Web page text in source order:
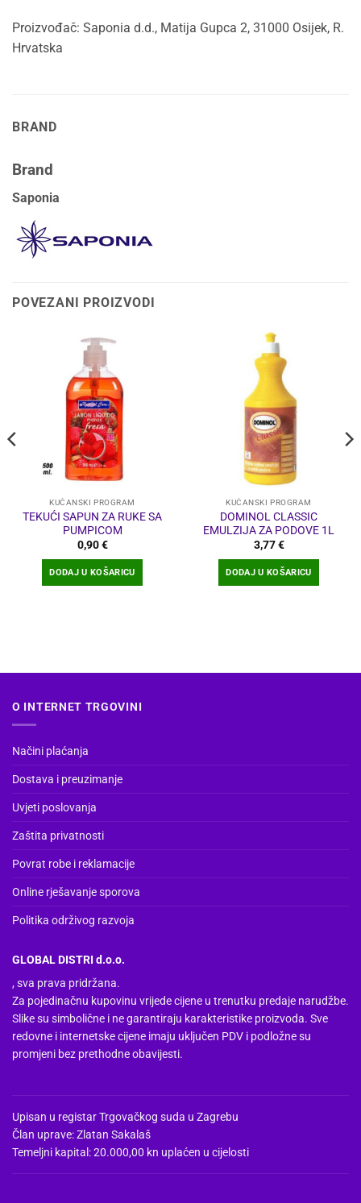
Proizvođač: Saponia d.d., Matija Gupca 2, 31000 Osijek, R.
Hrvatska
BRAND
Brand
Saponia
POVEZANI PROIZVODI
KUĆANSKI PROGRAM
TEKUĆI SAPUN ZA RUKE SA
PUMPICOM
0,90€
DODAJ U KOŠARICU
KUĆANSKI PROGRAM
DOMINOL CLASSIC
EMULZIJA ZA PODOVE 1L
3,77€
DODAJ U KOŠARICU
O INTERNET TRGOVINI
Načini plaćanja
Dostava i preuzimanje
Uvjeti poslovanja
Zaštita privatnosti
Povrat robe i reklamacije
Online rješavanje sporova
Politika održivog razvoja
GLOBAL DISTRI d.o.o.
, sva prava pridržana.
Za pojedinačnu kupovinu vrijede cijene u trenutku predaje narudžbe.
Slike su simbolične i ne garantiraju karakteristike proizvoda. Sve
redovne i internetske cijene imaju uključen PDV i podložne su
promjeni bez prethodne obavijesti.
Upisan u registar Trgovačkog suda u Zagrebu
Član uprave: Zlatan Sakalaš
Temeljni kapital: 20.000,00 kn uplaćen u cijelosti